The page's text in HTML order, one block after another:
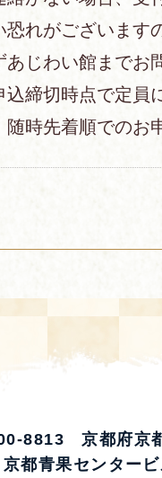
恐れがございます
あじわい館までお
締切時点で定員
随時先着順でのお
8813 京都府京
都青果センタービ